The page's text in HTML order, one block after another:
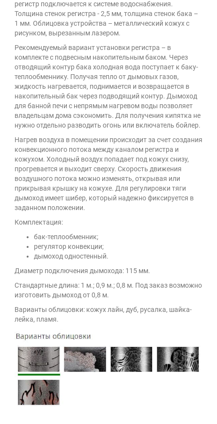
регистр подключается к системе водоснабжения.
Толщина стенок регистра - 2,5 мм, толщина стенок бака –
1 мм. Облицовка устройства – металлический кожух с
рисунком, вырезанным лазером.
Рекомендуемый вариант установки регистра – в
комплекте с подвесным накопительным баком. Через
отводящий контур бака холодная вода поступает к баку-
теплообменнику. Получая тепло от дымовых газов,
жидкость нагревается, поднимается и возвращается в
накопительный бак через подводящий контур. Дымоход
для банной печи с непрямым нагревом воды позволяет
владельцам дома сэкономить. Для получения кипятка не
нужно отдельно разводить огонь или включатель бойлер.
Нагрев воздуха в помещении происходит за счет создания
конвекционного потока между каналом регистра и
кожухом. Холодный воздух попадает под кожух снизу,
прогревается и выходит сверху. Скорость движения
воздушного потока можно изменять, открывая или
прикрывая крышку на кожухе. Для регулировки тяги
дымоход имеет шибер, который надежно фиксируется в
заданном положении.
Комплектация:
бак-теплообменник;
регулятор конвекции;
дымоход одностенный.
Диаметр подключения дымохода: 115 мм.
Стандартные длина: 1 м.; 0,9 м.; 0,8 м. Под заказ возможно
изготовить дымоход от 0,8 м.
Варианты облицовки: кожух лайн, дуб, русалка, шайка-
лейка, пламя.